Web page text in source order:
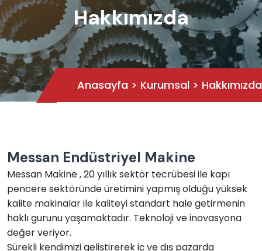
Hakkımızda
Anasayfa > Kurumsal > Hakkımızda
Messan Endüstriyel Makine
Messan Makine , 20 yıllık sektör tecrübesi ile kapı
pencere sektöründe üretimini yapmış olduğu yüksek
kalite makinalar ile kaliteyi standart hale getirmenin
haklı gurunu yaşamaktadır. Teknoloji ve inovasyona
değer veriyor.
Sürekli kendimizi geliştirerek iç ve dış pazarda